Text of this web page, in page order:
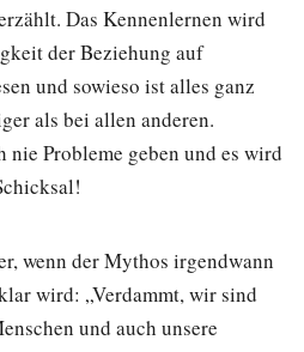
Das Kennenlernen wird
der Beziehung auf
und sowieso ist alles ganz
als bei allen anderen.
Probleme geben und es wird
wenn der Mythos irgendwann
wird: „Verdammt, wir sind
und auch unsere